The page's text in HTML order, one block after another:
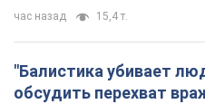
час назад 15,4 т.
"Балистика убивает
обсудить перехват